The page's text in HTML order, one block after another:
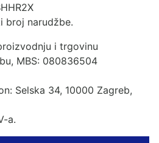
broj narudžbe.
i trgovinu
MBS: 080836504
Selska 34, 10000 Zagreb,
a.